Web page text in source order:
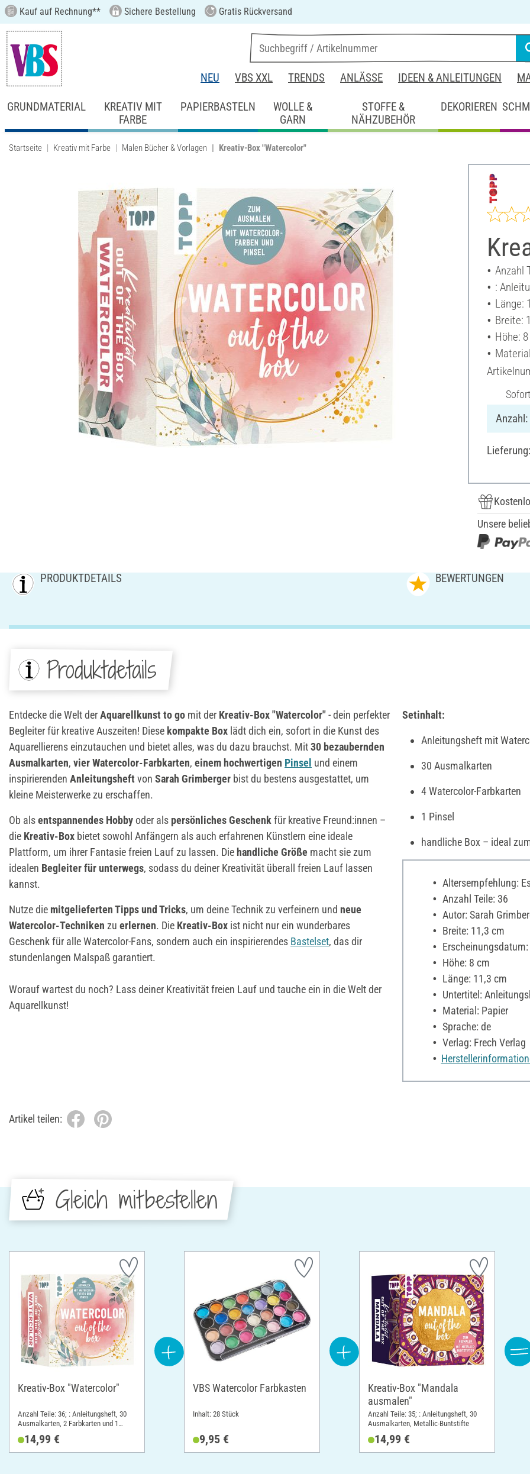
Kauf auf Rechnung** Sichere Bestellung Gratis Rückversand
NEU VBS XXL TRENDS ANLÄSSE IDEEN & ANLEITUNGEN
GRUNDMATERIAL
KREATIV MIT
FARBE
PAPIERBASTELN
WOLLE &
GARN
STOFFE &
NÄHZUBEHÖR
DEKORIEREN
Startseite Kreativ mit Farbe Malen Bücher & Vorlagen Kreativ-Box "Watercolor"
Anzahl
:
Länge:
Breite:
Höhe:
Anzahl:
Unsere
PRODUKTDETAILS BEWERTUNGEN
Produktdetails
Entdecke die Welt derAquarellkunst to go mit der Kreativ-Box "Watercolor"- dein perfekter
Begleiter für kreative Auszeiten! Diese kompakte Box lädt dich ein, sofort in die Kunst des
Aquarellierens einzutauchen und bietet alles, was du dazu brauchst. Mit30 bezaubernden
Ausmalkarten, vier Watercolor-Farbkarten, einem hochwertigen Pinsel und einem
inspirierenden Anleitungsheft von Sarah Grimberger bist du bestens ausgestattet, um
kleine Meisterwerke zu erschaffen.
Ob alsentspannendes Hobbyoder als persönliches Geschenk für kreative Freund:innen –
die Kreativ-Box bietet sowohl Anfängern als auch erfahrenen Künstlern eine ideale
Plattform, um ihrer Fantasie freien Lauf zu lassen. Diehandliche Größe macht sie zum
idealen Begleiter für unterwegs, sodass du deiner Kreativität überall freien Lauf lassen
kannst.
Nutze die mitgelieferten Tipps und Tricks, um deine Technik zu verfeinern und neue
Watercolor-Techniken zu erlernen. Die Kreativ-Box ist nicht nur ein wunderbares
Geschenk für alle Watercolor-Fans, sondern auch ein inspirierendes Bastelset, das dir
stundenlangen Malspaß garantiert.
Worauf wartest du noch? Lass deiner Kreativität freien Lauf und tauche ein in die Welt der
Aquarellkunst!
Setinhalt:
Anleitungsheft mit
30 Ausmalkarten
4 Watercolor-Farbkarten
1 Pinsel
handliche Box – ideal
Altersempfehlung:
Anzahl Teile: 36
Autor: Sarah
Breite: 11,3 cm
Höhe: 8 cm
Länge: 11,3 cm
Untertitel:
Material: Papier
Sprache: de
Verlag: Frech Verlag
Artikel teilen:
Gleich mitbestellen
Kreativ-Box "Watercolor"
Anzahl Teile: 36; : Anleitungsheft, 30
Ausmalkarten, 2 Farbkarten und 1
Höhe: 8 cm; Material: Papier
14,99 €
VBS Watercolor Farbkasten
Inhalt: 28 Stück
9,95 €
Kreativ-Box "Mandala
ausmalen"
Anzahl Teile: 35; : Anleitungsheft, 30
Ausmalkarten, Metallic-Buntstifte
14,99 €